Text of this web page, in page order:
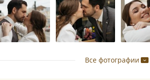
Все фотографии